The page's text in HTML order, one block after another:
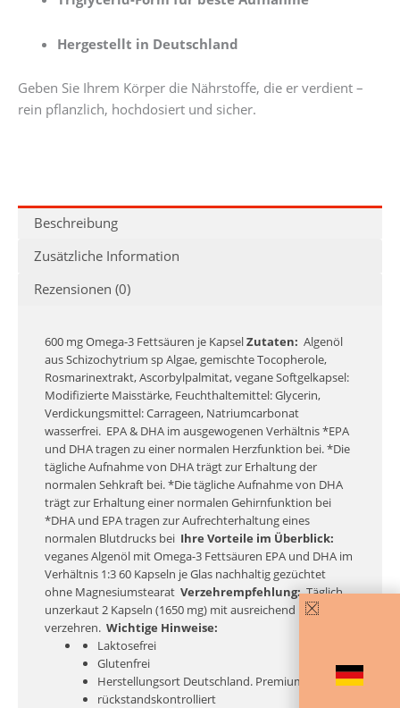
Hergestellt in Deutschland
Geben Sie Ihrem Körper die Nährstoffe, die er verdient –
rein pflanzlich, hochdosiert und sicher.
Beschreibung
Zusätzliche Information
Rezensionen (0)
600 mg Omega-3 Fettsäuren je KapselZutaten: Algenöl
aus Schizochytrium sp Algae, gemischte Tocopherole,
Rosmarinextrakt, Ascorbylpalmitat, vegane Softgelkapsel:
Modifizierte Maisstärke, Feuchthaltemittel: Glycerin,
Verdickungsmittel: Carrageen, Natriumcarbonat
wasserfrei. EPA & DHA im ausgewogenen Verhältnis*EPA
und DHA tragen zu einer normalen Herzfunktion bei.*Die
tägliche Aufnahme von DHA trägt zur Erhaltung der
normalen Sehkraft bei.*Die tägliche Aufnahme von DHA
trägt zur Erhaltung einer normalen Gehirnfunktion bei
*DHA und EPA tragen zur Aufrechterhaltung eines
normalen Blutdrucks bei Ihre Vorteile im Überblick:
veganes Algenöl mit Omega-3 Fettsäuren EPA und DHA im
Verhältnis 1:360 Kapseln je Glas nachhaltig gezüchtet
ohne Magnesiumstearat Verzehrempfehlung:Täglich
unzerkaut 2 Kapseln (1650 mg) mit ausreichend Flüssigkeit
verzehren. Wichtige Hinweise:
Laktosefrei
Glutenfrei
Herstellungsort Deutschland. Premiumqualität!
rückstandskontrolliert